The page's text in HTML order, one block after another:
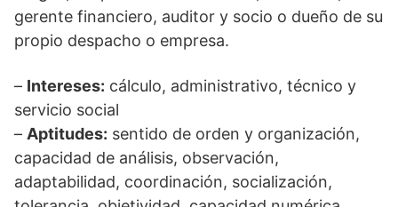
gerente financiero, auditor y socio o dueño de su
propio despacho o empresa.
– Intereses: cálculo, administrativo, técnico y
servicio social
– Aptitudes: sentido de orden y organización,
capacidad de análisis, observación,
adaptabilidad, coordinación, socialización,